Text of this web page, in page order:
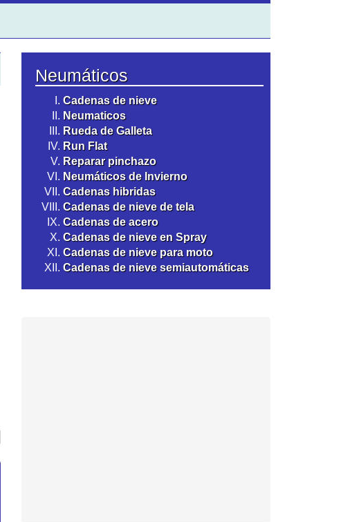
Neumáticos
Cadenas de nieve
Neumaticos
Rueda de Galleta
Run Flat
Reparar pinchazo
Neumáticos de Invierno
Cadenas hibridas
Cadenas de nieve de tela
Cadenas de acero
Cadenas de nieve en Spray
Cadenas de nieve para moto
Cadenas de nieve semiautomáticas